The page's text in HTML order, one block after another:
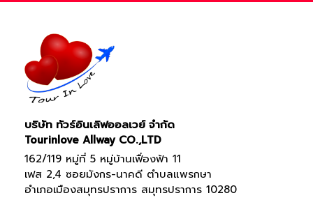
บริษัท ทัวร์อินเลิฟออลเวย์ จำกัด
Tourinlove Allway CO.,LTD
162/119 หมู่ที่ 5 หมู่บ้านเฟื่องฟ้า 11
เฟส 2,4 ซอยมังกร-นาคดี ตำบลแพรกษา
อำเภอเมืองสมุทรปราการ สมุทรปราการ 10280